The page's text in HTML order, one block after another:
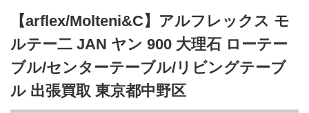
【arflex/Molteni&C】アルフレックス モ
ルテー二 JAN ヤン 900 大理石 ローテー
ブル/センターテーブル/リビングテーブ
ル 出張買取 東京都中野区